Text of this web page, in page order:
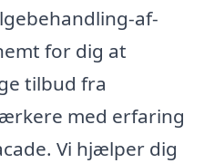
af-
for dig at
tilbud fra
med erfaring
Vi hjælper dig